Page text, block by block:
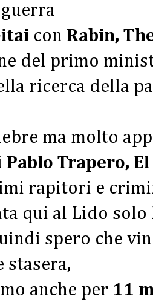
con Rabin,
del primo
ricerca della
ma molto
Pablo Trapero, El
rapitori e
qui al Lido
spero che
stasera,
anche per 11